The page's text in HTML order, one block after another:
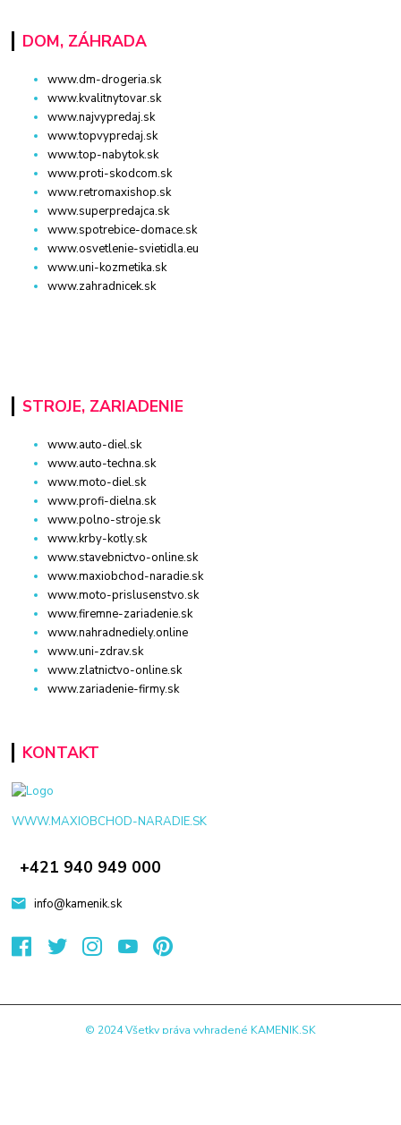
DOM, ZÁHRADA
www.dm-drogeria.sk
www.kvalitnytovar.sk
www.najvypredaj.sk
www.topvypredaj.sk
www.top-nabytok.sk
www.proti-skodcom.sk
www.retromaxishop.sk
www.superpredajca.sk
www.spotrebice-domace.sk
www.osvetlenie-svietidla.eu
www.uni-kozmetika.sk
www.zahradnicek.sk
STROJE, ZARIADENIE
www.auto-diel.sk
www.auto-techna.sk
www.moto-diel.sk
www.profi-dielna.sk
www.polno-stroje.sk
www.krby-kotly.sk
www.stavebnictvo-online.sk
www.maxiobchod-naradie.sk
www.moto-prislusenstvo.sk
www.firemne-zariadenie.sk
www.nahradnediely.online
www.uni-zdrav.sk
www.zlatnictvo-online.sk
www.zariadenie-firmy.sk
KONTAKT
WWW.MAXIOBCHOD-NARADIE.SK
+421 940 949 000
info@kamenik.sk
© 2024 Všetky práva vyhradené KAMENIK.SK